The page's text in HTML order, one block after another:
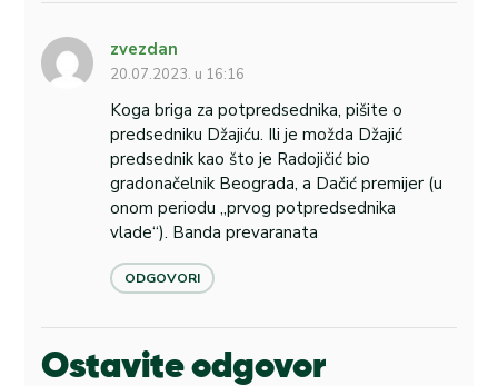
zvezdan
20.07.2023. u 16:16
Koga briga za potpredsednika, pišite o
predsedniku Džajiću. Ili je možda Džajić
predsednik kao što je Radojičić bio
gradonačelnik Beograda, a Dačić premijer (u
onom periodu „prvog potpredsednika
vlade“). Banda prevaranata
ODGOVORI
Ostavite odgovor